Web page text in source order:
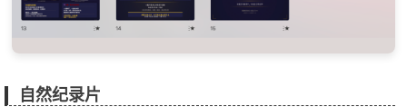
自然纪录片